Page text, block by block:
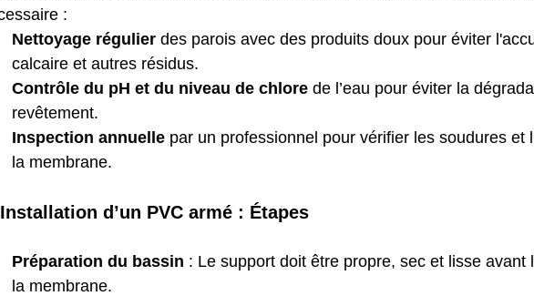
:
Nettoyage régulier des parois avec des produits doux pour éviter
calcaire et autres résidus.
Contrôle du pH et du niveau de chlore de l’eau pour éviter la
revêtement.
Inspection annuelle par un professionnel pour vérifier les soudures et
la membrane.
Installation d’un PVC armé : Étapes
Préparation du bassin : Le support doit être propre, sec et lisse avant
la membrane.